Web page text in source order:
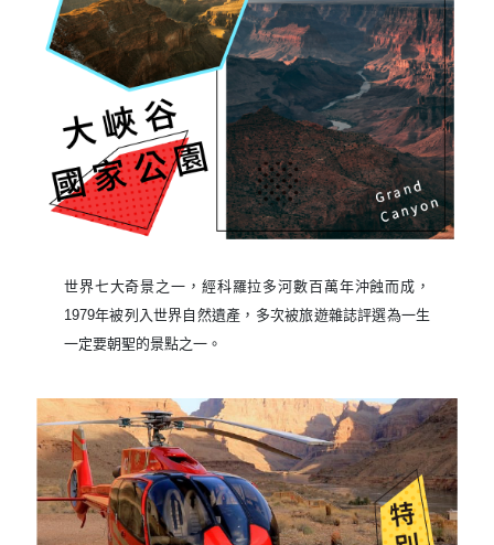
世界七大奇景之一，經科羅拉多河數百萬年沖蝕而成，
1979年被列入世界自然遺產，多次被旅遊雜誌評選為一生
一定要朝聖的景點之一。